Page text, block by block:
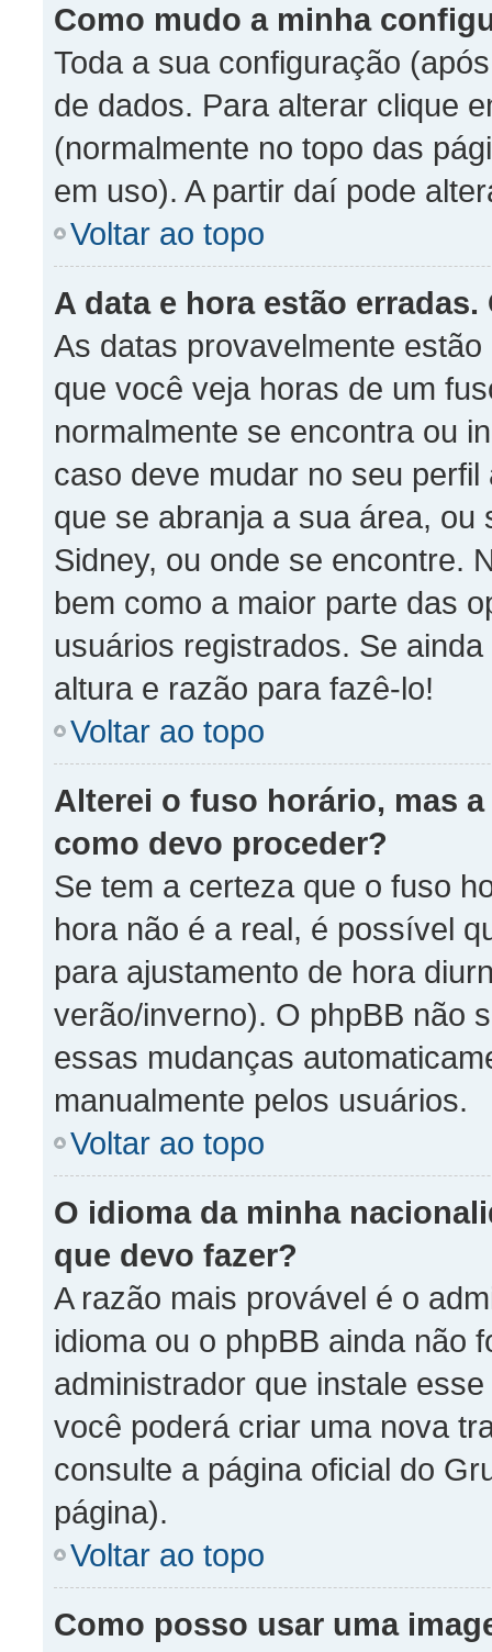
Como mudo a minha
Toda a sua configuração
de dados. Para alterar clique
(normalmente no topo das
em uso). A partir daí pode
Voltar ao topo
A data e hora estão
As datas provavelmente
que você veja horas de um
normalmente se encontra ou
caso deve mudar no seu
que se abranja a sua área,
Sidney, ou onde se encontre.
bem como a maior parte das
usuários registrados. Se
altura e razão para fazê-lo!
Voltar ao topo
Alterei o fuso horário, mas
como devo proceder?
Se tem a certeza que o fuso
hora não é a real, é possível
para ajustamento de hora
verão/inverno). O phpBB não
essas mudanças
manualmente pelos usuários.
Voltar ao topo
O idioma da minha
que devo fazer?
A razão mais provável é o
idioma ou o phpBB ainda não
administrador que instale esse
você poderá criar uma nova
consulte a página oficial do
página).
Voltar ao topo
Como posso usar uma